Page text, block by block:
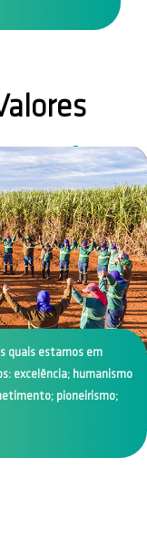
quais estamos em
excelência; humanismo
pioneirismo;